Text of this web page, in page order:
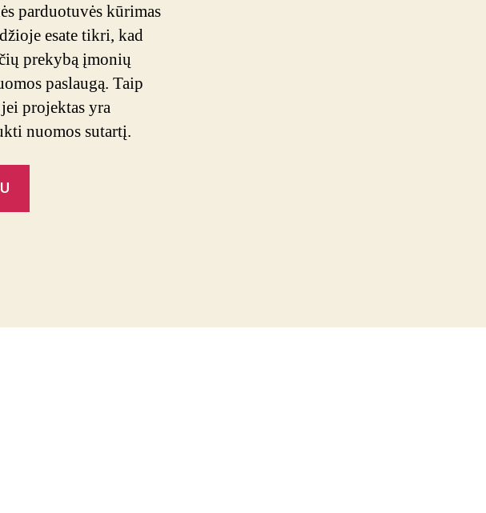
parduotuvės kūrimas
esate tikri, kad
prekybą įmonių
paslaugą. Taip
projektas yra
nuomos sutartį.
nuoma?“